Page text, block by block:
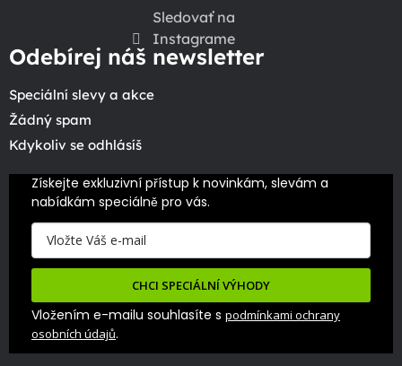
Sledovať na
Instagrame
Odebírej náš newsletter
Speciální slevy a akce
Žádný spam
Kdykoliv se odhlásíš
Získejte exkluzivní přístup k novinkám, slevám a
nabídkám speciálně pro vás.
CHCI SPECIÁLNÍ VÝHODY
Vložením e-mailu souhlasíte s podmínkami ochrany
osobních údajů.